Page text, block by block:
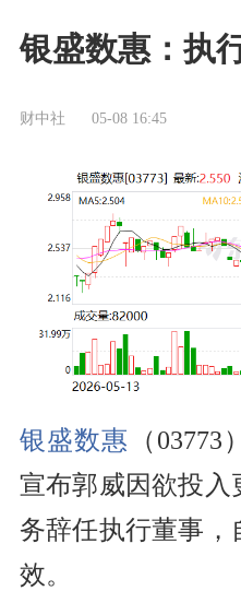
银盛数惠：执
财中社 05-08 16:45
银盛数惠 （
宣布郭威因欲投入
务辞任执行董事，
效。